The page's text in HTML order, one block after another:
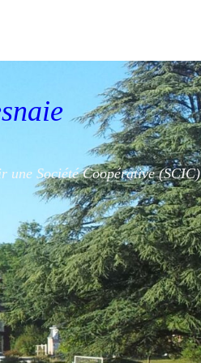
une Société Coopérative (SCIC)